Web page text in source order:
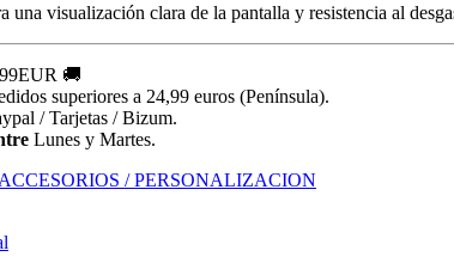
una visualización clara de la pantalla y resistencia al
🚚
superiores a 24,99 euros (Península).
/ Tarjetas / Bizum.
Lunes y Martes.
ACCESORIOS / PERSONALIZACION